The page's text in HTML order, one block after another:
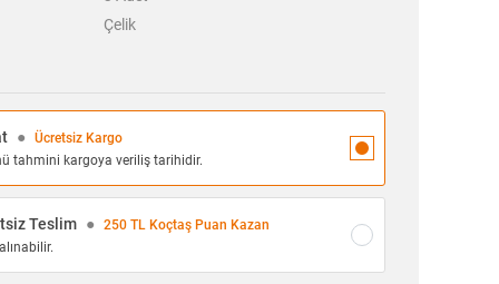
Çelik
●
Ücretsiz Kargo
tahmini kargoya veriliş tarihidir.
Teslim ●
250 TL Koçtaş Puan Kazan